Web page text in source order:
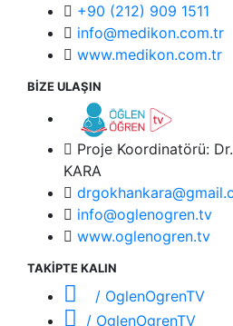
+90 (212) 909 1511
info@medikon.com.tr
www.medikon.com.tr
BİZE ULAŞIN
Proje Koordinatörü:
KARA
info@oglenogren.tv
www.oglenogren.tv
TAKİPTE KALIN
/ OglenOgrenTV
/ OglenOgrenTV